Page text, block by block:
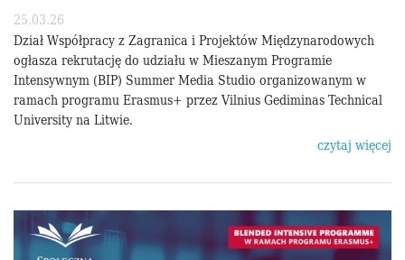
25.03.26
Dział Współpracy z Zagranica i Projektów Międzynarodowych
ogłasza rekrutację do udziału w Mieszanym Programie
Intensywnym (BIP) Summer Media Studio organizowanym w
ramach programu Erasmus+ przez Vilnius Gediminas Technical
University na Litwie.
czytaj więcej